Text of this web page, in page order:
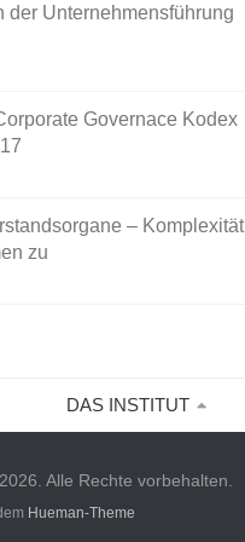
der Unternehmensführung
Governace Kodex
– Komplexität
zu
DAS INSTITUT
Alle Rechte vorbehalten.
Hueman-Theme